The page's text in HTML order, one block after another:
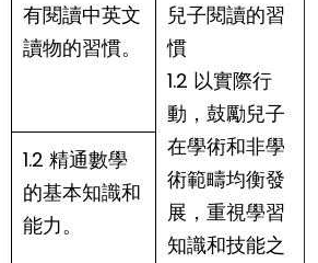
有閱讀中英文
讀物的習慣。
兒子閱讀的習
慣
1.2 以實際行
動，鼓勵兒子
在學術和非學
術範疇均衡發
展，重視學習
知識和技能之
1.2 精通數學
的基本知識和
能力。